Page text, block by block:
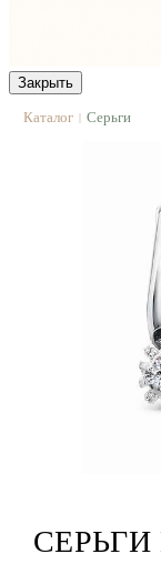
Закрыть
Каталог | Серьги